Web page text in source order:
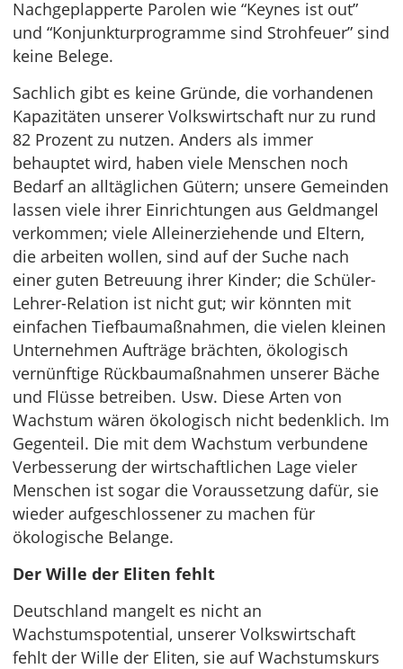
Nachgeplapperte Parolen wie “Keynes ist out”
und “Konjunkturprogramme sind Strohfeuer” sind
keine Belege.
Sachlich gibt es keine Gründe, die vorhandenen
Kapazitäten unserer Volkswirtschaft nur zu rund
82 Prozent zu nutzen. Anders als immer
behauptet wird, haben viele Menschen noch
Bedarf an alltäglichen Gütern; unsere Gemeinden
lassen viele ihrer Einrichtungen aus Geldmangel
verkommen; viele Alleinerziehende und Eltern,
die arbeiten wollen, sind auf der Suche nach
einer guten Betreuung ihrer Kinder; die Schüler-
Lehrer-Relation ist nicht gut; wir könnten mit
einfachen Tiefbaumaßnahmen, die vielen kleinen
Unternehmen Aufträge brächten, ökologisch
vernünftige Rückbaumaßnahmen unserer Bäche
und Flüsse betreiben. Usw. Diese Arten von
Wachstum wären ökologisch nicht bedenklich. Im
Gegenteil. Die mit dem Wachstum verbundene
Verbesserung der wirtschaftlichen Lage vieler
Menschen ist sogar die Voraussetzung dafür, sie
wieder aufgeschlossener zu machen für
ökologische Belange.
Der Wille der Eliten fehlt
Deutschland mangelt es nicht an
Wachstumspotential, unserer Volkswirtschaft
fehlt der Wille der Eliten, sie auf Wachstumskurs